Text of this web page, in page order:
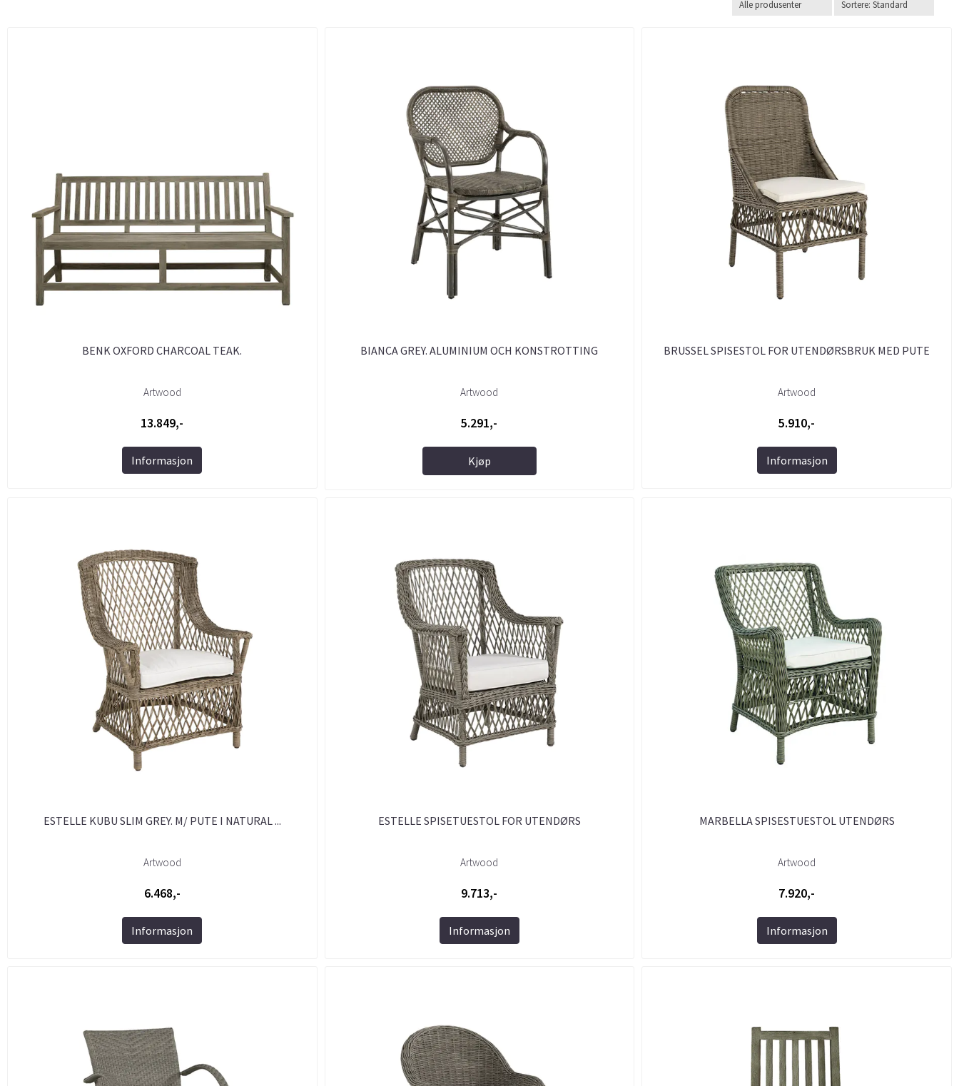
BENK OXFORD CHARCOAL TEAK.
Artwood
13.849,-
Informasjon
BIANCA GREY. ALUMINIUM OCH KONSTROTTING
Artwood
5.291,-
Kjøp
BRUSSEL SPISESTOL FOR UTENDØRSBRUK MED PUTE
Artwood
5.910,-
Informasjon
ESTELLE KUBU SLIM GREY. M/ PUTE I NATURAL ...
Artwood
6.468,-
Informasjon
ESTELLE SPISETUESTOL FOR UTENDØRS
Artwood
9.713,-
Informasjon
MARBELLA SPISESTUESTOL UTENDØRS
Artwood
7.920,-
Informasjon